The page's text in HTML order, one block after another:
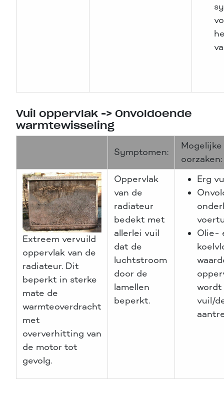
Vuil oppervlak -> Onvoldoende
warmtewisseling
Symptomen:
oorzaken:
Extreem vervuild
oppervlak van de
radiateur. Dit
beperkt in sterke
mate de
warmteoverdracht
met
oververhitting van
de motor tot
gevolg.
Oppervlak
van de
radiateur
bedekt met
allerlei vuil
dat de
luchtstroom
door de
lamellen
beperkt.
Erg
Olie-
wordt
vuil/